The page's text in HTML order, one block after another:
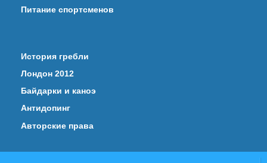
Питание спортсменов
История гребли
Лондон 2012
Байдарки и каноэ
Антидопинг
Авторские права